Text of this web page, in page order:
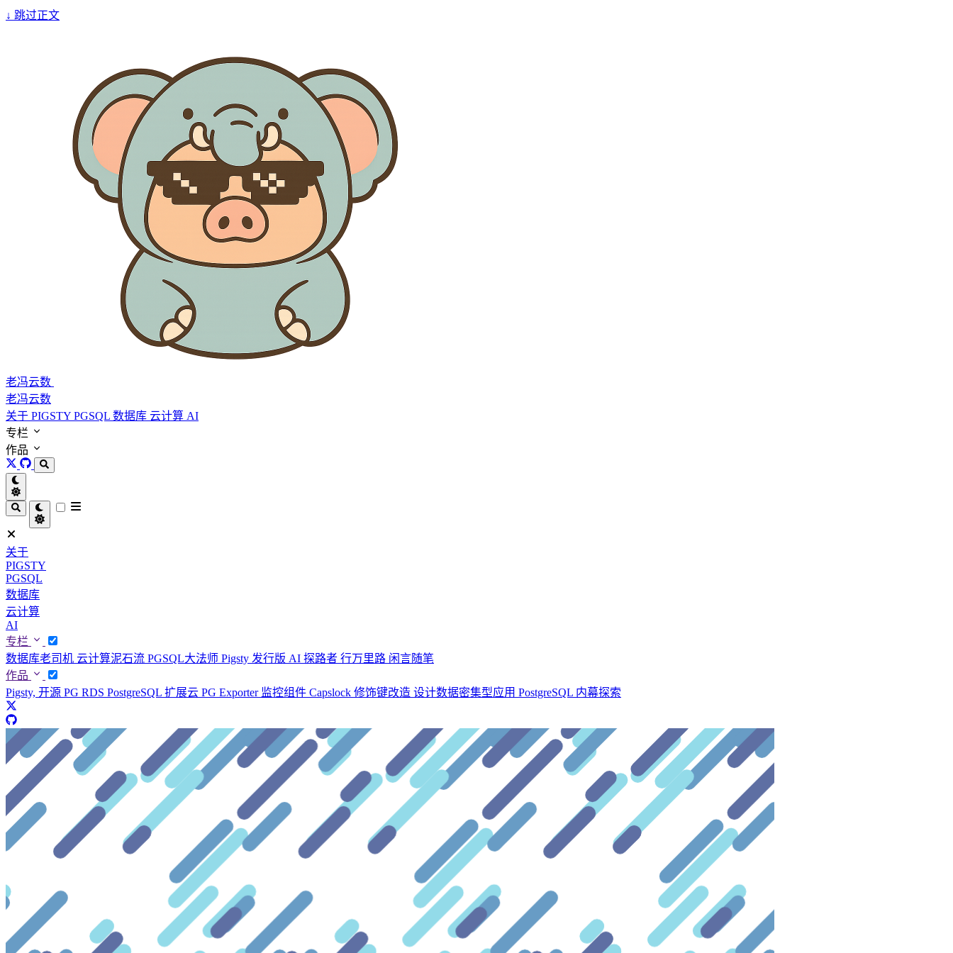
↓ 跳过正文
老冯云数
老冯云数
关于 PIGSTY PGSQL 数据库 云计算 AI
专栏
作品
关于
PIGSTY
PGSQL
数据库
云计算
AI
专栏
数据库老司机 云计算泥石流 PGSQL大法师 Pigsty 发行版 AI 探路者 行万里路 闲言随笔
作品
Pigsty, 开源 PG RDS PostgreSQL 扩展云 PG Exporter 监控组件 Capslock 修饰键改造 设计数据密集型应用 PostgreSQL 内幕探索